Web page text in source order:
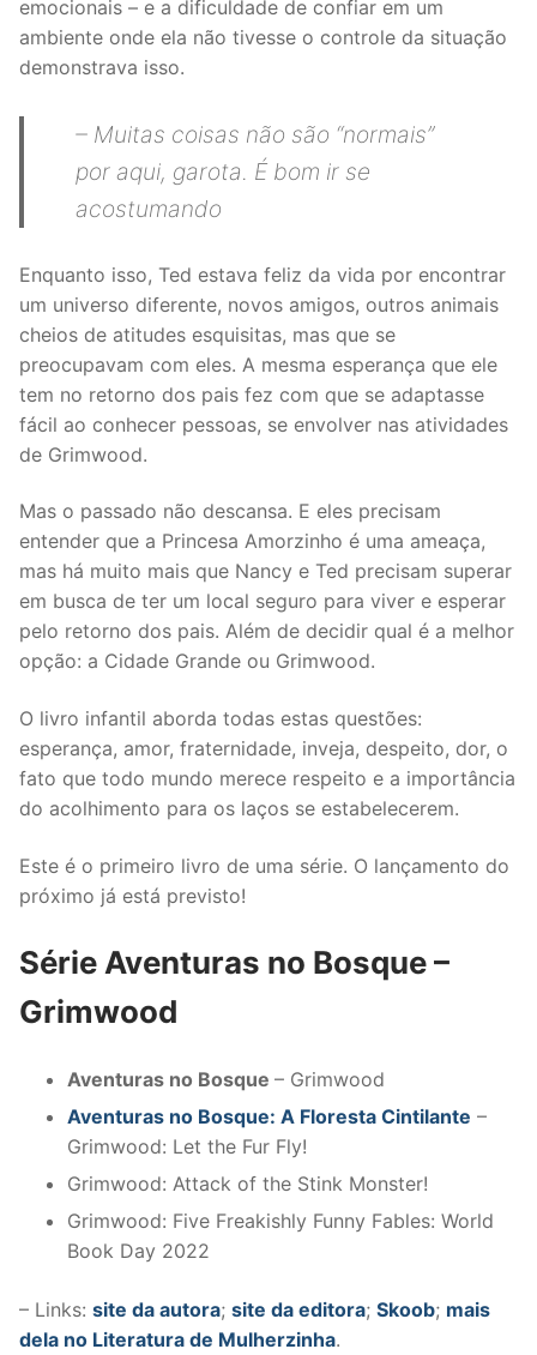
emocionais – e a dificuldade de confiar em um
ambiente onde ela não tivesse o controle da situação
demonstrava isso.
– Muitas coisas não são “normais”
por aqui, garota. É bom ir se
acostumando
Enquanto isso, Ted estava feliz da vida por encontrar
um universo diferente, novos amigos, outros animais
cheios de atitudes esquisitas, mas que se
preocupavam com eles. A mesma esperança que ele
tem no retorno dos pais fez com que se adaptasse
fácil ao conhecer pessoas, se envolver nas atividades
de Grimwood.
Mas o passado não descansa. E eles precisam
entender que a Princesa Amorzinho é uma ameaça,
mas há muito mais que Nancy e Ted precisam superar
em busca de ter um local seguro para viver e esperar
pelo retorno dos pais. Além de decidir qual é a melhor
opção: a Cidade Grande ou Grimwood.
O livro infantil aborda todas estas questões:
esperança, amor, fraternidade, inveja, despeito, dor, o
fato que todo mundo merece respeito e a importância
do acolhimento para os laços se estabelecerem.
Este é o primeiro livro de uma série. O lançamento do
próximo já está previsto!
Série Aventuras no Bosque –
Grimwood
Aventuras no Bosque – Grimwood
Aventuras no Bosque: A Floresta Cintilante –
Grimwood: Let the Fur Fly!
Grimwood: Attack of the Stink Monster!
Grimwood: Five Freakishly Funny Fables: World
Book Day 2022
– Links: site da autora; site da editora; Skoob; mais
dela no Literatura de Mulherzinha.